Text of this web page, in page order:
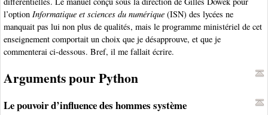
l’option Informatique et sciences du numérique (ISN) des lycées ne
manquait pas lui non plus de qualités, mais le programme ministériel de cet
enseignement comportait un choix que je désapprouve, et que je
commenterai ci-dessous. Bref, il me fallait écrire.
Arguments pour Python
Le pouvoir d’influence des hommes système